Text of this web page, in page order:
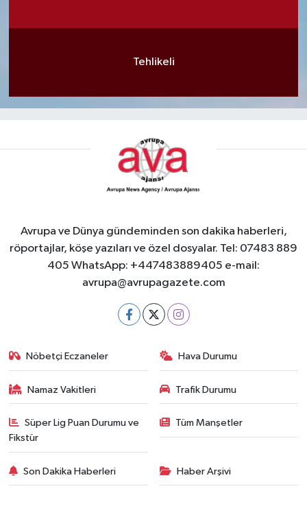
Tehlikeli
Avrupa ve Dünya gündeminden son dakika haberleri,
röportajlar, köşe yazıları ve özel dosyalar. Tel: 07483 889
405 WhatsApp: +447483889405 e-mail:
avrupa@avrupagazete.com
Nöbetçi Eczaneler Hava Durumu
Namaz Vakitleri Trafik Durumu
Süper Lig Puan Durumu ve
Fikstür
Tüm Manşetler
Son Dakika Haberleri Haber Arşivi